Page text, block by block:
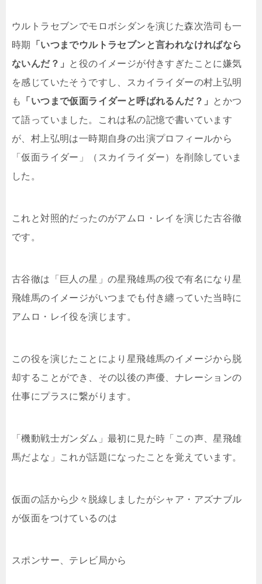
ウルトラセブンでモロボシダンを演じた森次浩司も一
時期
「いつまでウルトラセブンと言われなければなら
ないんだ？」 と役のイメージが付きすぎたことに嫌気
を感じていたそうですし、スカイライダーの村上弘明
も
「いつまで仮面ライダーと呼ばれるんだ？」 とかつ
て語っていました。これは私の記憶で書いています
が、村上弘明は一時期自身の出演プロフィールから
「仮面ライダー」（スカイライダー）を削除していま
した。
これと対照的だったのがアムロ・レイを演じた古谷徹
です。
古谷徹は「巨人の星」の星飛雄馬の役で有名になり星
飛雄馬のイメージがいつまでも付き纏っていた当時に
アムロ・レイ役を演じます。
この役を演じたことにより星飛雄馬のイメージから脱
却することができ、その以後の声優、ナレーションの
仕事にプラスに繋がります。
「機動戦士ガンダム」最初に見た時「この声、星飛雄
馬だよな」これが話題になったことを覚えています。
仮面の話から少々脱線しましたがシャア・アズナブル
が仮面をつけているのは
スポンサー、テレビ局から